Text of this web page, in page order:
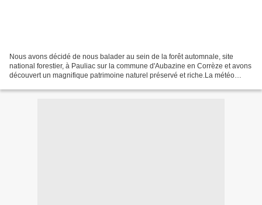
Nous avons décidé de nous balader au sein de la forêt automnale, site
national forestier, à Pauliac sur la commune d'Aubazine en Corrèze et avons
découvert un magnifique patrimoine naturel préservé et riche.La météo